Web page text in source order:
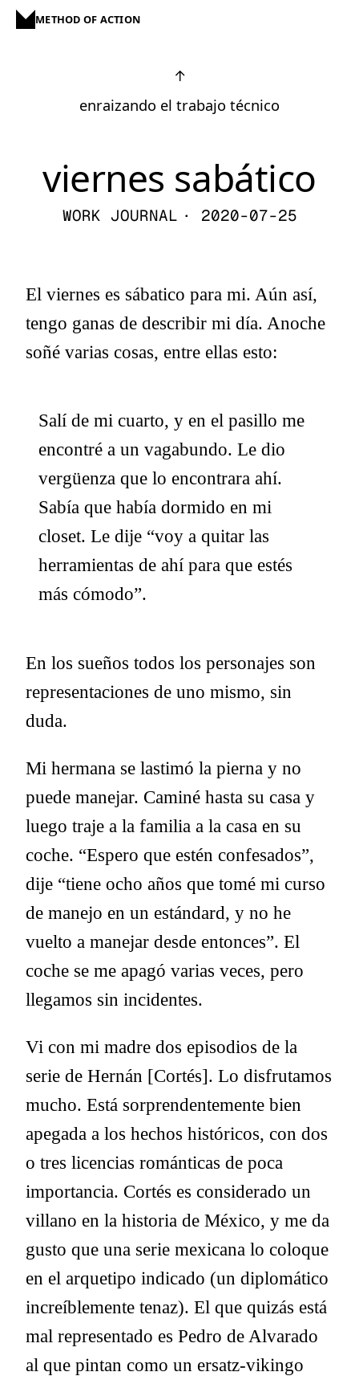
METHOD OF ACTION
↑
enraizando el trabajo técnico
viernes sabático
WORK JOURNAL · 2020-07-25
El viernes es sábatico para mi. Aún así,
tengo ganas de describir mi día. Anoche
soñé varias cosas, entre ellas esto:
Salí de mi cuarto, y en el pasillo me
encontré a un vagabundo. Le dio
vergüenza que lo encontrara ahí.
Sabía que había dormido en mi
closet. Le dije “voy a quitar las
herramientas de ahí para que estés
más cómodo”.
En los sueños todos los personajes son
representaciones de uno mismo, sin
duda.
Mi hermana se lastimó la pierna y no
puede manejar. Caminé hasta su casa y
luego traje a la familia a la casa en su
coche. “Espero que estén confesados”,
dije “tiene ocho años que tomé mi curso
de manejo en un estándard, y no he
vuelto a manejar desde entonces”. El
coche se me apagó varias veces, pero
llegamos sin incidentes.
Vi con mi madre dos episodios de la
serie de Hernán [Cortés]. Lo disfrutamos
mucho. Está sorprendentemente bien
apegada a los hechos históricos, con dos
o tres licencias románticas de poca
importancia. Cortés es considerado un
villano en la historia de México, y me da
gusto que una serie mexicana lo coloque
en el arquetipo indicado (un diplomático
increíblemente tenaz). El que quizás está
mal representado es Pedro de Alvarado
al que pintan como un ersatz-vikingo